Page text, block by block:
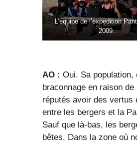
L’équipe de l’expedition
2009.
AO : Oui. Sa
braconnage en raison
réputés avoir des vertus
entre les bergers et la
Sauf que là-bas, les
bêtes. Dans la zone où